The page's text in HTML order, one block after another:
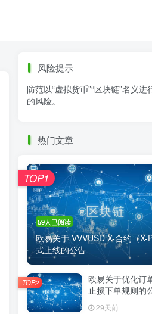
零基础学K线 链上交易
白皮书
火必公告
区块链科普
风险提示
防范以“虚拟货币”“区块链”名义进
的风险。
热门文章
59人已阅读
欧易关于 VVVUSD X-合约（X-
式上线的公告
TOP1
欧易关于优化订
止损下单规则的
29天前
TOP2